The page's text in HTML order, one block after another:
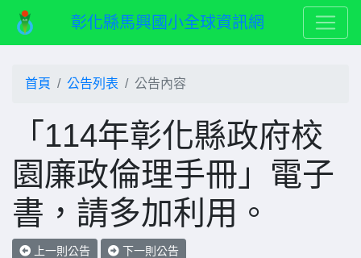
彰化縣馬興國小全球資訊網
首頁 公告列表 公告內容
「114年彰化縣政府校
園廉政倫理手冊」電子
書，請多加利用。
上一則公告 下一則公告